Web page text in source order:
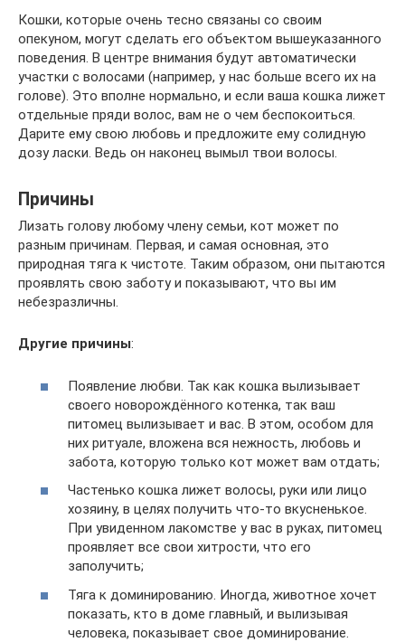
Кошки, которые очень тесно связаны со своим
опекуном, могут сделать его объектом вышеуказанного
поведения. В центре внимания будут автоматически
участки с волосами (например, у нас больше всего их на
голове). Это вполне нормально, и если ваша кошка лижет
отдельные пряди волос, вам не о чем беспокоиться.
Дарите ему свою любовь и предложите ему солидную
дозу ласки. Ведь он наконец вымыл твои волосы.
Причины
Лизать голову любому члену семьи, кот может по
разным причинам. Первая, и самая основная, это
природная тяга к чистоте. Таким образом, они пытаются
проявлять свою заботу и показывают, что вы им
небезразличны.
Другие причины:
Появление любви. Так как кошка вылизывает
своего новорождённого котенка, так ваш
питомец вылизывает и вас. В этом, особом для
них ритуале, вложена вся нежность, любовь и
забота, которую только кот может вам отдать;
Частенько кошка лижет волосы, руки или лицо
хозяину, в целях получить что-то вкусненькое.
При увиденном лакомстве у вас в руках, питомец
проявляет все свои хитрости, что его
заполучить;
Тяга к доминированию. Иногда, животное хочет
показать, кто в доме главный, и вылизывая
человека, показывает свое доминирование.